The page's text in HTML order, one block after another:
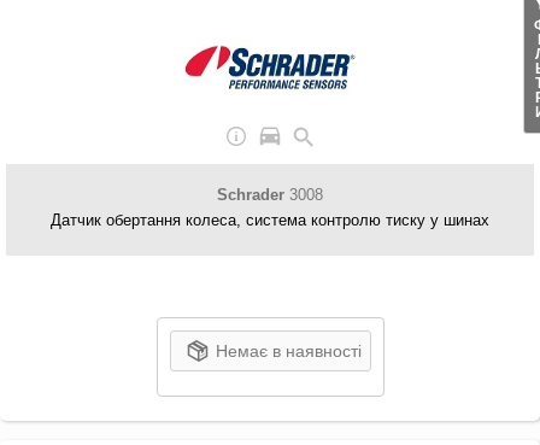
Schrader 3008
Датчик обертання колеса, система контролю тиску у шинах
Немає в наявності